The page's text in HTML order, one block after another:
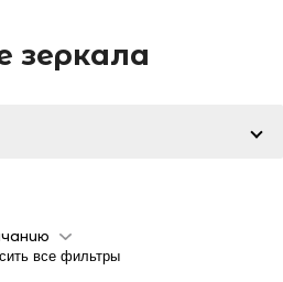
зеркала
все фильтры